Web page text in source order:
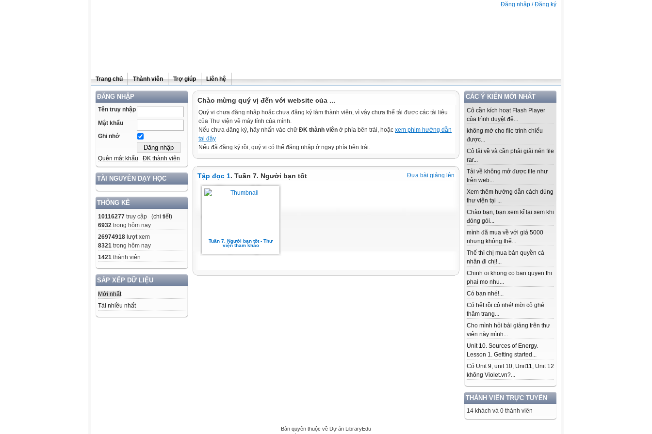
Đăng nhập / Đăng ký
Trang chủ Thành viên Trợ giúp Liên hệ
ĐĂNG NHẬP
Tên truy nhập
Mật khẩu
Ghi nhớ
Quên mật khẩu ĐK thành viên
TÀI NGUYÊN DẠY HỌC
THỐNG KÊ
10116277 truy cập (chi tiết)
6932 trong hôm nay
26974918 lượt xem
8321 trong hôm nay
1421 thành viên
SẮP XẾP DỮ LIỆU
Mới nhất
Tải nhiều nhất
CÁC Ý KIẾN MỚI NHẤT
Cô cần kích hoạt Flash Player
của trình duyệt để...
không mở cho file trình chiếu
được...
Cô tải về và cần phải giải nén file
rar...
Tải về không mở được file như
trên web...
Xem thêm hướng dẫn cách dùng
thư viện tại ...
Chào bạn, bạn xem kĩ lại xem khi
đóng gói...
mình đã mua về với giá 5000
nhưng không thể...
Thế thì chị mua bản quyền cá
nhân đi chị!...
Chinh oi khong co ban quyen thi
phai mo nhu...
Có bạn nhé!...
Có hết rồi cô nhé! mời cô ghé
thăm trang...
Cho mình hỏi bài giảng trên thư
viên này mình...
Unit 10. Sources of Energy.
Lesson 1. Getting started...
Có Unit 9, unit 10, Unit11, Unit 12
không Violet.vn?...
THÀNH VIÊN TRỰC TUYẾN
14 khách và 0 thành viên
Chào mừng quý vị đến với website của ...
Quý vị chưa đăng nhập hoặc chưa đăng ký làm thành viên, vì vậy chưa thể tải được các tài liệu
của Thư viện về máy tính của mình.
Nếu chưa đăng ký, hãy nhấn vào chữ ĐK thành viên ở phía bên trái, hoặc xem phim hướng dẫn
tại đây
Nếu đã đăng ký rồi, quý vị có thể đăng nhập ở ngay phía bên trái.
Đưa bài giảng lên
Tập đọc 1. Tuần 7. Người bạn tốt
Tuần 7. Người bạn tốt - Thư
viện tham khảo
Bản quyền thuộc về Dự án LibraryEdu